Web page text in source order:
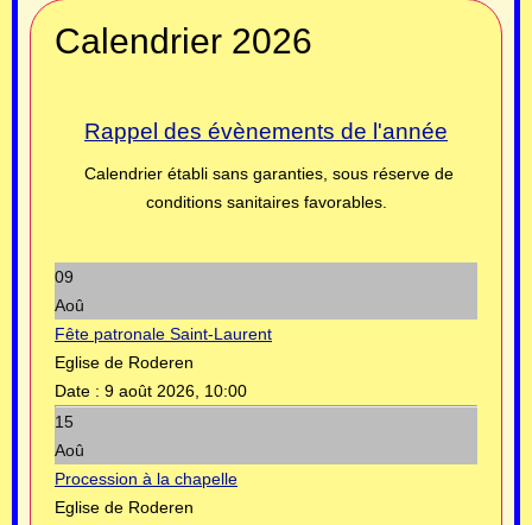
Calendrier 2026
Rappel des évènements de l'année
Calendrier établi sans garanties, sous réserve de
conditions sanitaires favorables.
09
Aoû
Fête patronale Saint-Laurent
Eglise de Roderen
Date : 9 août 2026, 10:00
15
Aoû
Procession à la chapelle
Eglise de Roderen